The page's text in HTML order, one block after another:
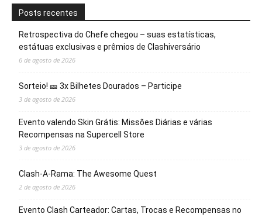
Posts recentes
Retrospectiva do Chefe chegou – suas estatísticas,
estátuas exclusivas e prêmios de Clashiversário
6 de agosto de 2026
Sorteio! 🎫 3x Bilhetes Dourados – Participe
3 de agosto de 2026
Evento valendo Skin Grátis: Missões Diárias e várias
Recompensas na Supercell Store
3 de agosto de 2026
Clash-A-Rama: The Awesome Quest
2 de agosto de 2026
Evento Clash Carteador: Cartas, Trocas e Recompensas no